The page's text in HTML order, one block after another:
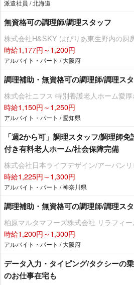
派遣社員 / 北海道
無資格可の調理師/調理スタッフ
株式会社H&SKY はぴりあ東生野内の厨
時給1,177円～1,200円
アルバイト・パート / 大阪府
調理補助・無資格可の調理師/調理ス
株式会社ニフス 特別養護老人ホーム愛
時給1,150円～1,250円
アルバイト・パート / 愛知県
「週2から可」調理スタッフ/調理師
付き有料老人ホーム/社会保障完備
株式会社日本ライフデザイン/アーバン
時給1,225円～1,300円
アルバイト・パート / 神奈川県
調理補助・無資格可の調理師/調理ス
柏原マルタマフーズ株式会社 リラフィ
時給1,200円～1,300円
アルバイト・パート / 大阪府
データ入力・タイピング/タクシーの
のお仕事在宅も